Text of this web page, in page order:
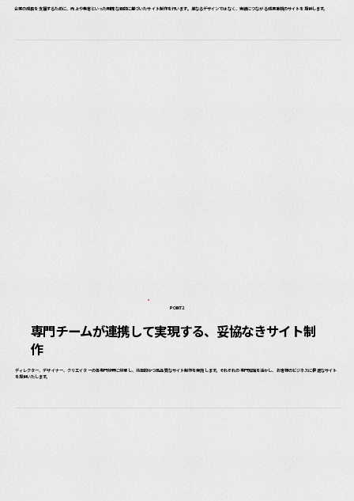
企業の成長を支援するために、売上や集客といった明確な目的に基づいたサイト制作を行います。単なるデザインではなく、実績につながる成果重視のサイトを提供します。
POINT2
専門チームが連携して実現する、妥協なきサイト制
作
ディレクター、デザイナー、クリエイターの各専門分野に分業し、効率的かつ高品質なサイト制作を実施します。それぞれの専門知識を活かし、お客様のビジネスに最適なサイト
を提供いたします。